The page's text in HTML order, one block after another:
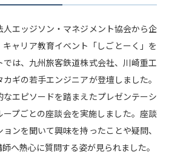
人エッジソン・マネジメント協会から企
ャリア教育イベント「しごとーく」を
は、九州旅客鉄道株式会社、川崎重工
ギの若手エンジニアが登壇しました。
エピソードを踏まえたプレゼンテーシ
ープごとの座談会を実施しました。座談
ンを聞いて興味を持ったことや疑問、
へ熱心に質問する姿が見られました。